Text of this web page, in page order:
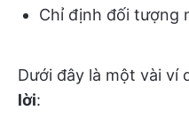
Chỉ định đối tượng
Dưới đây là một vài ví
lời: